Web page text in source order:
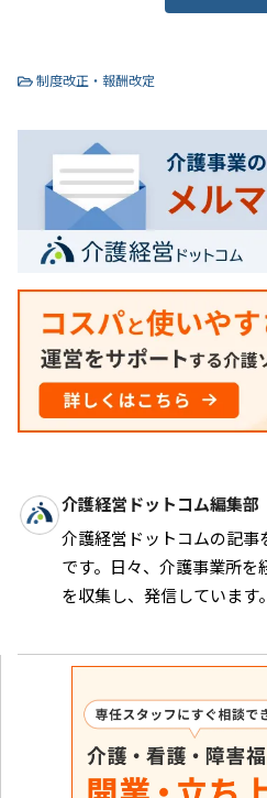
制度改正・報酬改定
介護経営ドットコム編集部
介護経営ドットコムの記
です。日々、介護事業所
を収集し、発信しています。